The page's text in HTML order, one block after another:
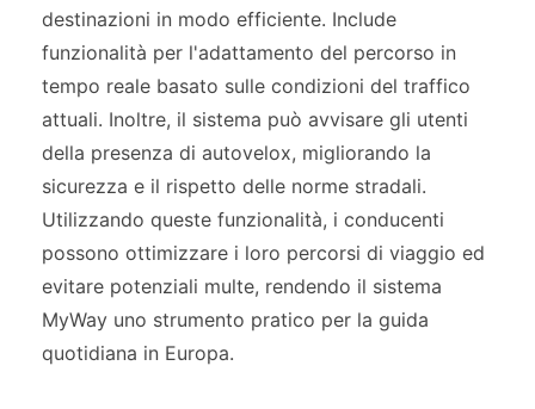
destinazioni in modo efficiente. Include
funzionalità per l'adattamento del percorso in
tempo reale basato sulle condizioni del traffico
attuali. Inoltre, il sistema può avvisare gli utenti
della presenza di autovelox, migliorando la
sicurezza e il rispetto delle norme stradali.
Utilizzando queste funzionalità, i conducenti
possono ottimizzare i loro percorsi di viaggio ed
evitare potenziali multe, rendendo il sistema
MyWay uno strumento pratico per la guida
quotidiana in Europa.